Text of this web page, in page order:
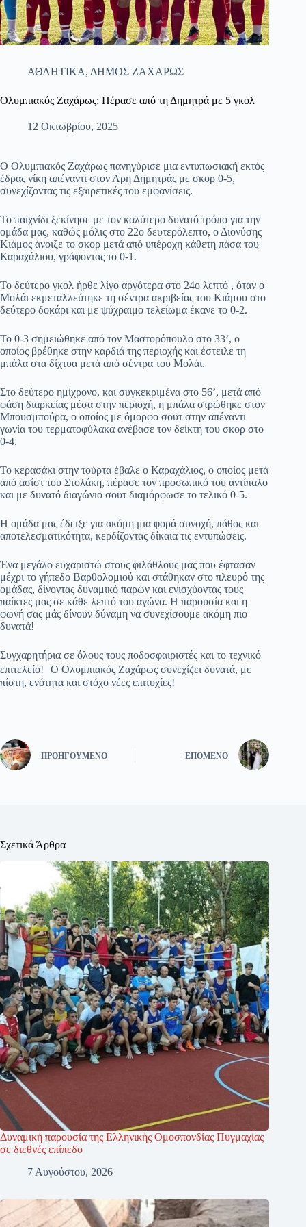
ΑΘΛΗΤΙΚΑ, ΔΗΜΟΣ ΖΑΧΑΡΩΣ
Ολυμπιακός Ζαχάρως: Πέρασε από τη Δημητρά με 5 γκολ
12 Οκτωβρίου, 2025
Ο Ολυμπιακός Ζαχάρως πανηγύρισε μια εντυπωσιακή εκτός
έδρας νίκη απέναντι στον Άρη Δημητράς με σκορ 0-5,
συνεχίζοντας τις εξαιρετικές του εμφανίσεις.
Το παιχνίδι ξεκίνησε με τον καλύτερο δυνατό τρόπο για την
ομάδα μας, καθώς μόλις στο 22ο δευτερόλεπτο, ο Διονύσης
Κιάμος άνοιξε το σκορ μετά από υπέροχη κάθετη πάσα του
Καραχάλιου, γράφοντας το 0-1.
Το δεύτερο γκολ ήρθε λίγο αργότερα στο 24ο λεπτό , όταν ο
Μολάι εκμεταλλεύτηκε τη σέντρα ακριβείας του Κιάμου στο
δεύτερο δοκάρι και με ψύχραιμο τελείωμα έκανε το 0-2.
Το 0-3 σημειώθηκε από τον Μαστορόπουλο στο 33’, ο
οποίος βρέθηκε στην καρδιά της περιοχής και έστειλε τη
μπάλα στα δίχτυα μετά από σέντρα του Μολάι.
Στο δεύτερο ημίχρονο, και συγκεκριμένα στο 56’, μετά από
φάση διαρκείας μέσα στην περιοχή, η μπάλα στρώθηκε στον
Μπουσμπούρα, ο οποίος με όμορφο σουτ στην απέναντι
γωνία του τερματοφύλακα ανέβασε τον δείκτη του σκορ στο
0-4.
Το κερασάκι στην τούρτα έβαλε ο Καραχάλιος, ο οποίος μετά
από ασίστ του Στολάκη, πέρασε τον προσωπικό του αντίπαλο
και με δυνατό διαγώνιο σουτ διαμόρφωσε το τελικό 0-5.
Η ομάδα μας έδειξε για ακόμη μια φορά συνοχή, πάθος και
αποτελεσματικότητα, κερδίζοντας δίκαια τις εντυπώσεις.
Ένα μεγάλο ευχαριστώ στους φιλάθλους μας που έφτασαν
μέχρι το γήπεδο Βαρθολομιού και στάθηκαν στο πλευρό της
ομάδας, δίνοντας δυναμικό παρών και ενισχύοντας τους
παίκτες μας σε κάθε λεπτό του αγώνα. Η παρουσία και η
φωνή σας μάς δίνουν δύναμη να συνεχίσουμε ακόμη πιο
δυνατά!
Συγχαρητήρια σε όλους τους ποδοσφαιριστές και το τεχνικό
επιτελείο! Ο Ολυμπιακός Ζαχάρως συνεχίζει δυνατά, με
πίστη, ενότητα και στόχο νέες επιτυχίες!
ΠΡΟΗΓΟΎΜΕΝΟ ΕΠΌΜΕΝΟ
Σχετικά Άρθρα
Δυναμική παρουσία της Ελληνικής Ομοσπονδίας Πυγμαχίας
σε διεθνές επίπεδο
7 Αυγούστου, 2026